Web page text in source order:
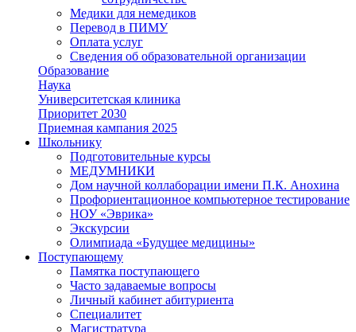
Медики для немедиков
Перевод в ПИМУ
Оплата услуг
Сведения об образовательной организации
Образование
Наука
Университетская клиника
Приоритет 2030
Приемная кампания 2025
Школьнику
Подготовительные курсы
МЕДУМНИКИ
Дом научной коллаборации имени П.К. Анохина
Профориентационное компьютерное тестирование
НОУ «Эврика»
Экскурсии
Олимпиада «Будущее медицины»
Поступающему
Памятка поступающего
Часто задаваемые вопросы
Личный кабинет абитуриента
Специалитет
Магистратура